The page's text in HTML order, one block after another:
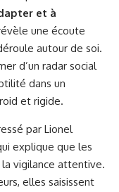
et à
une écoute
autour de soi.
d’un radar social
dans un
et rigide.
par Lionel
explique que les
vigilance attentive.
elles saisissent